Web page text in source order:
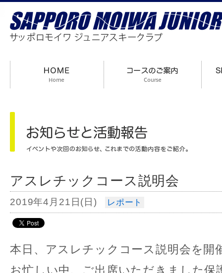
アスレチックコース説明会
2019年4月21日(日) レポート
本日、アスレチックコース説明会を開
お忙しい中、ご出席いただきました保